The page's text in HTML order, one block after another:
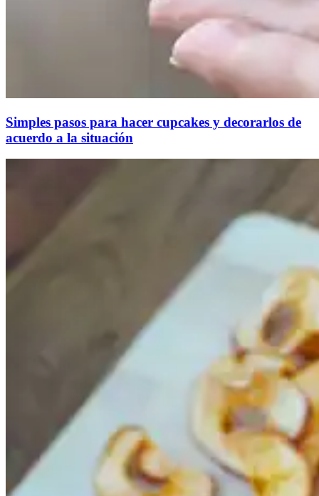
Simples pasos para hacer cupcakes y decorarlos de
acuerdo a la situación